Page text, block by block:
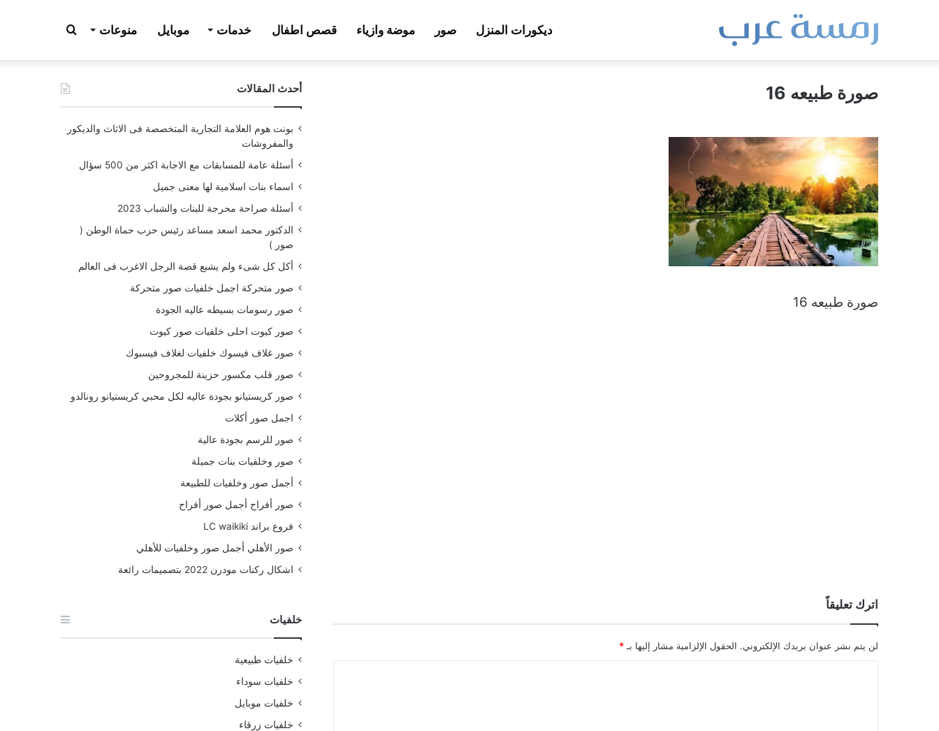
ديكورات المنزل صور موضة وازياء قصص اطفال خدمات موبايل منوعات بحث
عن صورة طبيعه 16
صورة طبيعه 16
اترك تعليقاً
لن يتم نشر عنوان بريدك الإلكتروني. الحقول الإلزامية مشار إليها بـ *
أحدث المقالات
بونت هوم العلامة التجارية المتخصصة فى الاثاث والديكور
والمفروشات
أسئلة عامة للمسابقات مع الاجابة اكثر من 500 سؤال
اسماء بنات اسلامية لها معنى جميل
أسئلة صراحة محرجة للبنات والشباب 2023
الدكتور محمد اسعد مساعد رئيس حزب حماة الوطن (
صور )
أكل كل شىء ولم يشبع قصة الرجل الاغرب فى العالم
صور متحركة اجمل خلفيات صور متحركة
صور رسومات بسيطه عاليه الجودة
صور كيوت احلى خلفيات صور كيوت
صور غلاف فيسوك خلفيات لغلاف فيسبوك
صور قلب مكسور حزينة للمجروحين
صور كريستيانو بجودة عاليه لكل محبي كريستيانو رونالدو
اجمل صور أكلات
صور للرسم بجودة عالية
صور وخلفيات بنات جميلة
أجمل صور وخلفيات للطبيعة
صور أفراح أجمل صور أفراح
فروع براند LC waikiki
صور الأهلي أجمل صور وخلفيات للأهلي
اشكال ركنات مودرن 2022 بتصميمات رائعة
خلفيات
خلفيات طبيعية
خلفيات سوداء
خلفيات موبايل
خلفيات زرقاء